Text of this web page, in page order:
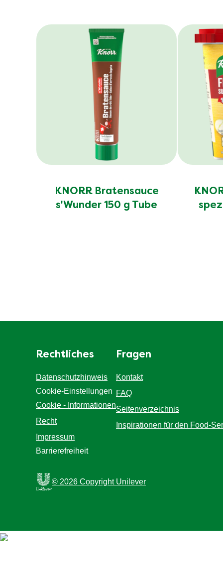
KNORR Bratensauce
s'Wunder 150 g Tube
Rechtliches
Datenschutzhinweis
Cookie-Einstellungen
Cookie - Informationen
Recht
Impressum
Barrierefreiheit
Fragen
Kontakt
FAQ
Seitenverzeichnis
Inspirationen für den Food-
© 2026 Copyright Unilever